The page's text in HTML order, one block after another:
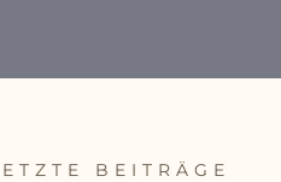
BEITRÄGE